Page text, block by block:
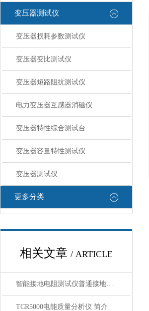
变压器测试仪
变压器损耗参数测试仪
变压器变比测试仪
变压器短路阻抗测试仪
电力变压器互感器消磁仪
变压器特性综合测试台
变压器容量特性测试仪
变压器测试仪
更多分类
相关文章 / ARTICLE
智能接地电阻测试仪普通接地电阻测试仪区别
TCR5000电能质量分析仪 简介